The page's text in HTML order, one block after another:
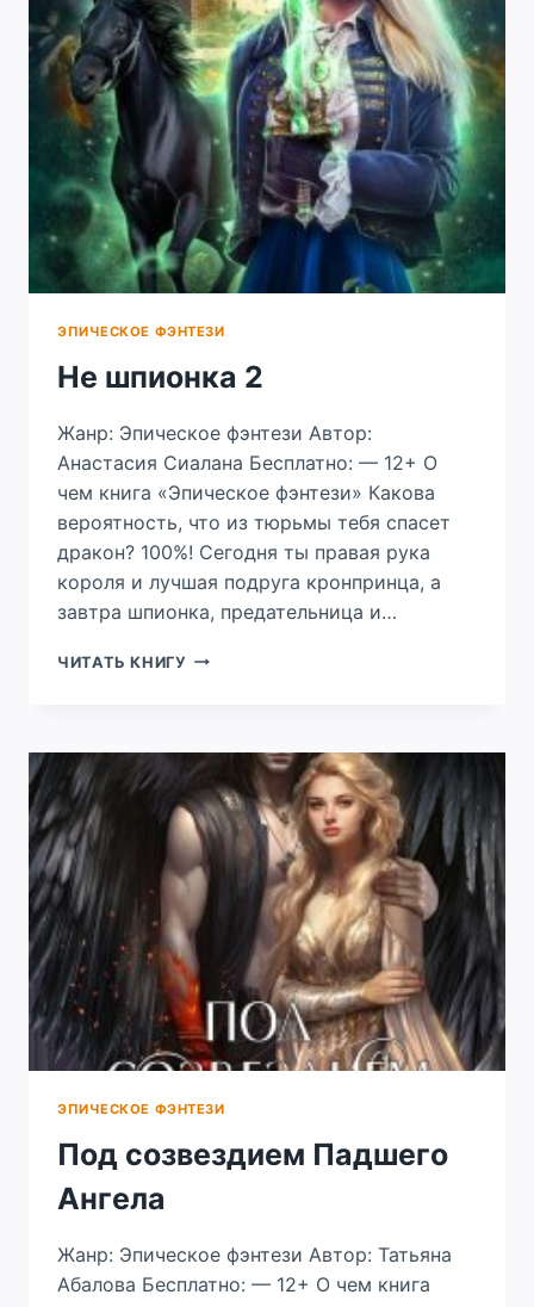
ЭПИЧЕСКОЕ ФЭНТЕЗИ
Не шпионка 2
Жанр: Эпическое фэнтези Автор:
Анастасия Сиалана Бесплатно: — 12+ О
чем книга «Эпическое фэнтези» Какова
вероятность, что из тюрьмы тебя спасет
дракон? 100%! Сегодня ты правая рука
короля и лучшая подруга кронпринца, а
завтра шпионка, предательница и…
ЧИТАТЬ КНИГУ НЕ
ЭПИЧЕСКОЕ ФЭНТЕЗИ
Под созвездием Падшего
Ангела
Жанр: Эпическое фэнтези Автор: Татьяна
Абалова Бесплатно: — 12+ О чем книга